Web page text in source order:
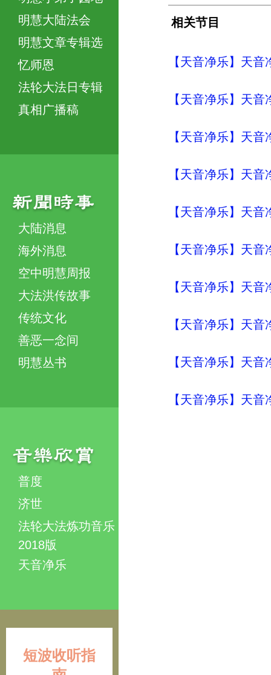
明慧大陆法会
明慧文章专辑选
忆师恩
法轮大法日专辑
真相广播稿
大陆消息
海外消息
空中明慧周报
大法洪传故事
传统文化
善恶一念间
明慧丛书
普度
济世
法轮大法炼功音乐
2018版
天音净乐
短波收听指
相关节目
【天音净乐】天
【天音净乐】天
【天音净乐】天
【天音净乐】天
【天音净乐】天
【天音净乐】天
【天音净乐】天
【天音净乐】天
【天音净乐】天
【天音净乐】天